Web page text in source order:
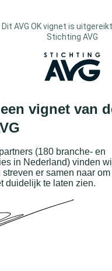
Dit AVG OK vignet is
Stichting AVG
vignet van
(180 branche- en
in Nederland) vinden
er samen naar
duidelijk te laten zien.